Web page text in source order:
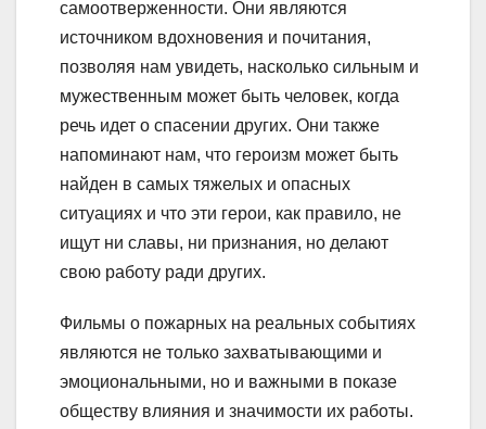
самоотверженности. Они являются
источником вдохновения и почитания,
позволяя нам увидеть, насколько сильным и
мужественным может быть человек, когда
речь идет о спасении других. Они также
напоминают нам, что героизм может быть
найден в самых тяжелых и опасных
ситуациях и что эти герои, как правило, не
ищут ни славы, ни признания, но делают
свою работу ради других.
Фильмы о пожарных на реальных событиях
являются не только захватывающими и
эмоциональными, но и важными в показе
обществу влияния и значимости их работы.